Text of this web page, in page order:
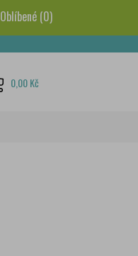
Oblíbené (0)
0,00 Kč